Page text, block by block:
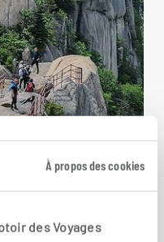
À propos des cookies
des Voyages
levant